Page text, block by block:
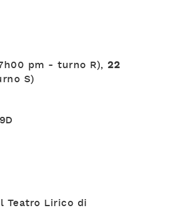
pm - turno R), 22
S)
Teatro Lirico di